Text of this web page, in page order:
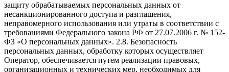
защиту обрабатываемых персональных данных от
несанкционированного доступа и разглашения,
неправомерного использования или утраты в соответствии с
требованиями Федерального закона РФ от 27.07.2006 г. № 152-
ФЗ «О персональных данных». 2.8. Безопасность
персональных данных, обработку которых осуществляет
Оператор, обеспечивается путем реализации правовых,
организационных и технических мер, необходимых для